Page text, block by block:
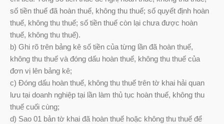
số tiền thuế đã hoàn thuế, không thu thuế; số quyết định hoàn
thuế, không thu thuế; số tiền thuế còn lại chưa được hoàn
thuế, không thu thuế).
b) Ghi rõ trên bảng kê số tiền của từng lần đã hoàn thuế,
không thu thuế và đóng dấu hoàn thuế, không thu thuế của
đơn vị lên bảng kê;
c) Đóng dấu hoàn thuế, không thu thuế trên tờ khai hải quan
lưu tại doanh nghiệp tại lần làm thủ tục hoàn thuế, không thu
thuế cuối cùng;
d) Sao 01 bản tờ khai đã hoàn thuế hoặc không thu thuế để